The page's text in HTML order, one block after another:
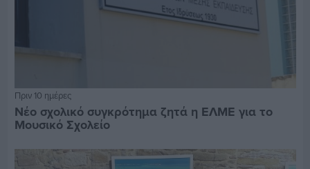
Πριν 10 ημέρες
Νέο σχολικό συγκρότημα ζητά η ΕΛΜΕ για το
Μουσικό Σχολείο